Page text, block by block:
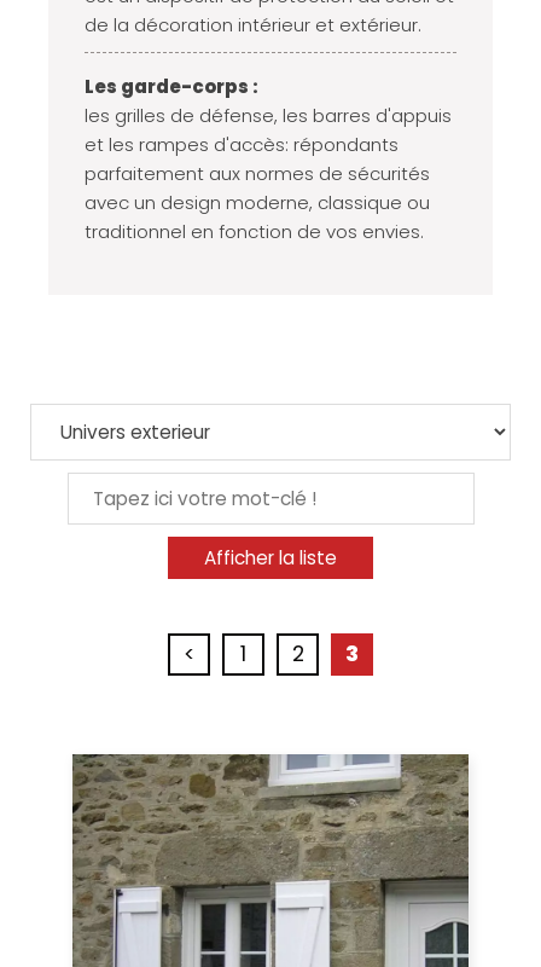
de la décoration intérieur et extérieur.
Les garde-corps :
les grilles de défense, les barres d'appuis
et les rampes d'accès: répondants
parfaitement aux normes de sécurités
avec un design moderne, classique ou
traditionnel en fonction de vos envies.
< 1 2 3